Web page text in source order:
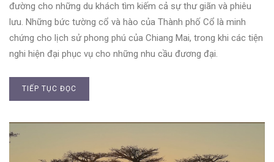
đường cho những du khách tìm kiếm cả sự thư giãn và phiêu
lưu. Những bức tường cổ và hào của Thành phố Cổ là minh
chứng cho lịch sử phong phú của Chiang Mai, trong khi các tiện
nghi hiện đại phục vụ cho những nhu cầu đương đại.
TIẾP TỤC ĐỌC